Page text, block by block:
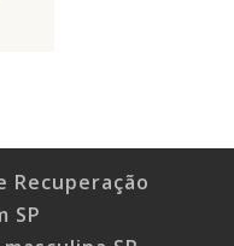
Recuperação
SP